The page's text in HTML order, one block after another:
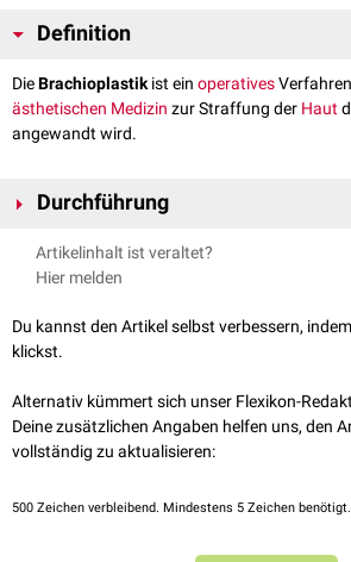
Definition
DieBrachioplastikist ein operatives
ästhetischen Medizin zur Straffung der Haut
angewandt wird.
Durchführung
Allgemeinanästhesie wird ein Schnitt an der
bis zur
gezackter
Schnittführung eine spätere
Überschüssiges Gewebe wird spindelförmig
Artikelinhalt ist veraltet?
Hier melden
Du kannst den Artikel selbst verbessern,
klickst.
Alternativ kümmert sich unser Flexikon-
Deine zusätzlichen Angaben helfen uns, den
vollständig zu aktualisieren:
500 Zeichen verbleibend. Mindestens 5 Zeichen benötigt.